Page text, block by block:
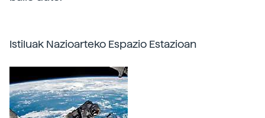
Istiluak Nazioarteko Espazio Estazioan